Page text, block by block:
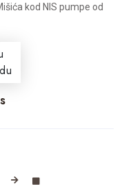
kod NIS pumpe od